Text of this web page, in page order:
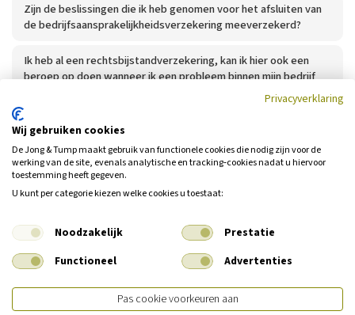
Zijn de beslissingen die ik heb genomen voor het afsluiten van
de bedrijfsaansprakelijkheidsverzekering meeverzekerd?
Ik heb al een rechtsbijstandverzekering, kan ik hier ook een
beroep op doen wanneer ik een probleem binnen mijn bedrijf
Heeft u nog geen antwoord op uw
vraag?
Neem dan contact met ons op.
Vestiging Ilpendam
Privacyverklaring
Wij gebruiken cookies
De Jong & Tump maakt gebruik van functionele cookies die nodig zijn voor de
werking van de site, evenals analytische en tracking‑cookies nadat u hiervoor
toestemming heeft gegeven.
U kunt per categorie kiezen welke cookies u toestaat:
Noodzakelijk
Prestatie
Functioneel
Advertenties
Pas cookie voorkeuren aan